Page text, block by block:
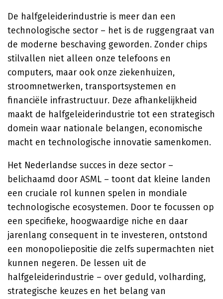
De halfgeleiderindustrie is meer dan een
technologische sector – het is de ruggengraat van
de moderne beschaving geworden. Zonder chips
stilvallen niet alleen onze telefoons en
computers, maar ook onze ziekenhuizen,
stroomnetwerken, transportsystemen en
financiële infrastructuur. Deze afhankelijkheid
maakt de halfgeleiderindustrie tot een strategisch
domein waar nationale belangen, economische
macht en technologische innovatie samenkomen.
Het Nederlandse succes in deze sector –
belichaamd door ASML – toont dat kleine landen
een cruciale rol kunnen spelen in mondiale
technologische ecosystemen. Door te focussen op
een specifieke, hoogwaardige niche en daar
jarenlang consequent in te investeren, ontstond
een monopoliepositie die zelfs supermachten niet
kunnen negeren. De lessen uit de
halfgeleiderindustrie – over geduld, volharding,
strategische keuzes en het belang van